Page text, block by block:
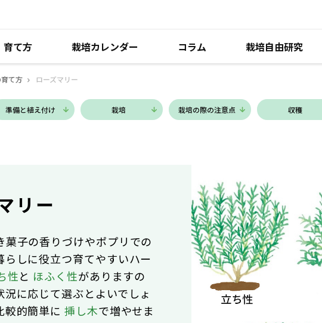
育て方 栽培カレンダー コラム 栽培自由研究
て方 ローズマリー
準備と植え付け 栽培 栽培の際の注意点 収穫
リー
菓子の香りづけやポプリでの
らしに役立つ育てやすいハー
性と ほふく性がありますの
況に応じて選ぶとよいでしょ
較的簡単に挿し木で増やせま